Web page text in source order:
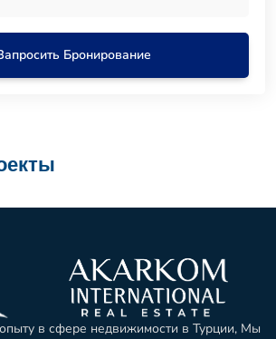
Бронирование
в сфере недвижимости в Турции, Мы